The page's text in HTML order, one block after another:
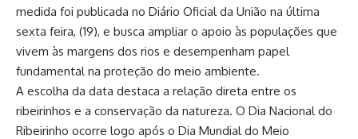
medida foi publicada no Diário Oficial da União na última
sexta feira, (19), e busca ampliar o apoio às populações que
vivem às margens dos rios e desempenham papel
fundamental na proteção do meio ambiente.
A escolha da data destaca a relação direta entre os
ribeirinhos e a conservação da natureza. O Dia Nacional do
Ribeirinho ocorre logo após o Dia Mundial do Meio